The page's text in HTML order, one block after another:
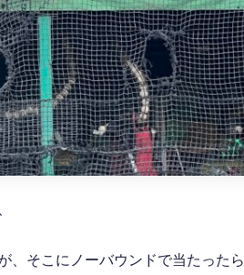
、そこにノーバウンドで当たったら